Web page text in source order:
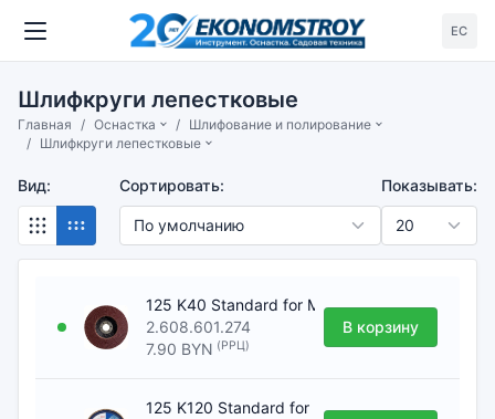
ЕС
Шлифкруги лепестковые
Главная Оснастка
Шлифование и полирование
Шлифкруги лепестковые
Вид: Сортировать: Показывать:
125 K40 Standard for Metal flat [Шлифкруг
2.608.601.274
7.90 BYN (РРЦ)
В корзину
125 K120 Standard for Meta flat [Шлифкруг